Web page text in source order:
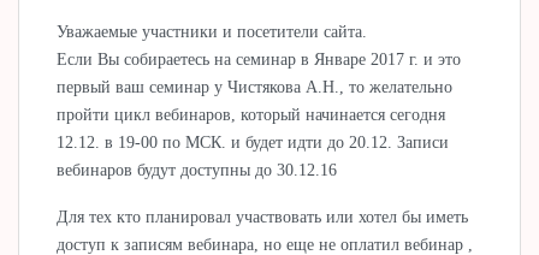
Уважаемые участники и посетители сайта.
Если Вы собираетесь на семинар в Январе 2017 г. и это
первый ваш семинар у Чистякова А.Н., то желательно
пройти цикл вебинаров, который начинается сегодня
12.12. в 19-00 по МСК. и будет идти до 20.12. Записи
вебинаров будут доступны до 30.12.16
Для тех кто планировал участвовать или хотел бы иметь
доступ к записям вебинара, но еще не оплатил вебинар ,